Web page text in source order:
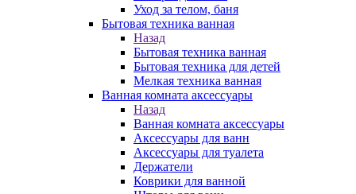
Уход за телом, баня
Бытовая техника ванная
Назад
Бытовая техника ванная
Бытовая техника для детей
Мелкая техника ванная
Ванная комната аксессуары
Назад
Ванная комната аксессуары
Аксессуары для ванн
Аксессуары для туалета
Держатели
Коврики для ванной